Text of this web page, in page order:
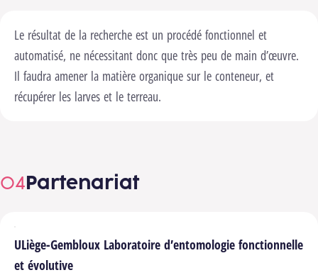
Le résultat de la recherche est un procédé fonctionnel et
automatisé, ne nécessitant donc que très peu de main d’œuvre.
Il faudra amener la matière organique sur le conteneur, et
récupérer les larves et le terreau.
Partenariat
ULiège-Gembloux Laboratoire d’entomologie fonctionnelle
et évolutive